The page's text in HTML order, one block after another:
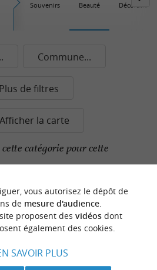
Souvenirs Beauté Décoration
Commune...
Plus de filtres
Afficher la carte
catégorie pour cette
n
o
t
r
e
c
o
u
p
d
e
c
o
e
u
r
vous autorisez le dépôt de
de mesure d'audience.
proposent des vidéosdont
également des cookies.
SAVOIR PLUS